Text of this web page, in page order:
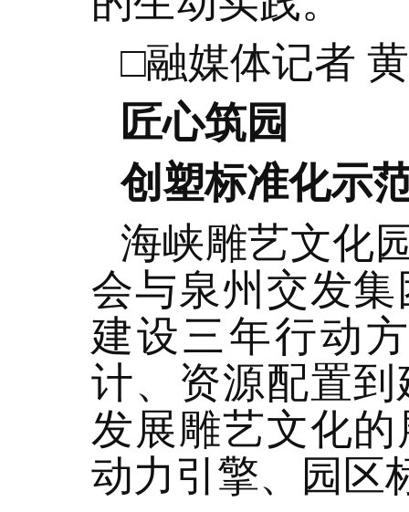
□融媒体记者
匠心筑园
创塑标准化示
海峡雕艺文化
会与泉州交发
建设三年行动
计、资源配置
发展雕艺文化
动力引擎、园区